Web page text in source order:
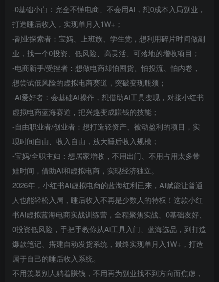
-0基础小白：完全不懂电商、不会用AI，想0成本入局副业，
打造睡后收入，实现单月入1W+；
-副业探索者：宝妈、上班族、学生党，想利用碎片时间做副
业，找一个0投资、低风险、高灵活、可落地的增收项目；
-电商新手/受挫者：想做电商却怕囤货、怕投流、怕内卷，
想尝试低风险的虚拟电商赛道，突破变现瓶颈；
-AI爱好者：会基础AI操作，想借助AI工具变现，对接小红书
虚拟电商蓝海赛道，把兴趣变成賺钱的技能；
-自由职业者/创业者：想打造轻资产、被动盈利的项目，实
现时间自由、收入自由，放大睡后收入规模；
-宝妈/全职主妇：想居家增收，不用出门、不用占用太多带
娃时间，借助AI和虚拟电商，实现经济独立。
2026年，小红书AI虚拟电商的蓝海红利已来，AI赋能让普通
人也能轻松入局，睡后收入不再是少数人的特权！这款小红
书AI虚拟蓝海电商实战训练营，全程聚焦实战、0基础友好、
0投资低风险，手把手教你从AI工具入门、蓝海选品，到打造
爆款笔记、搭建自动发货系统，最终实现单月入1W+，打造
属于自己的睡后收入系统。
不用羡慕别人躺着賺钱，不用再为副业找不到方向而焦虑，